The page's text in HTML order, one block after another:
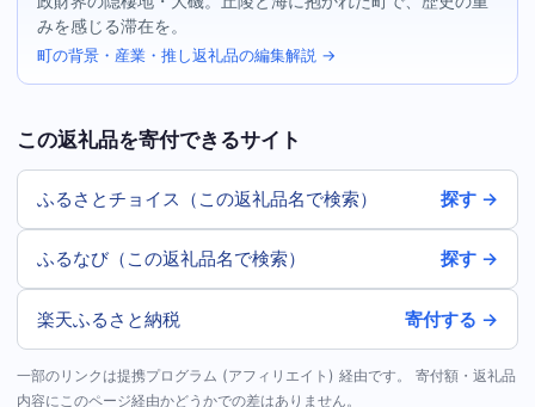
みを感じる滞在を。
町の背景・産業・推し返礼品の編集解説 →
この返礼品を寄付できるサイト
ふるさとチョイス（この返礼品名で検索） 探す →
ふるなび（この返礼品名で検索） 探す →
楽天ふるさと納税 寄付する →
一部のリンクは提携プログラム (アフィリエイト) 経由です。 寄付額・返礼品
内容にこのページ経由かどうかでの差はありません。